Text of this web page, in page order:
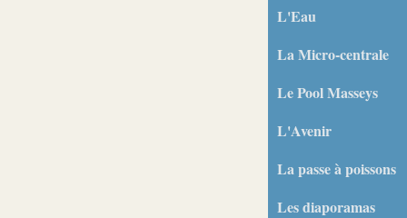
L'Eau
La Micro-centrale
Le Pool Masseys
L'Avenir
La passe à poissons
Les diaporamas